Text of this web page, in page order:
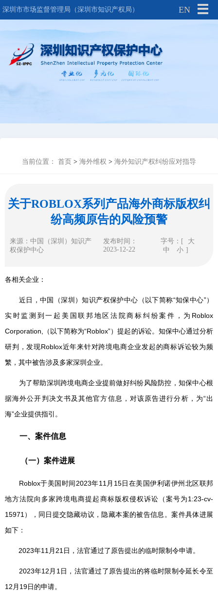
深圳市市场监督管理局（深圳市知识产权局） EN
当前位置： 首页 > 海外维权 > 海外知识产权纠纷应对指导
关于ROBLOX系列产品海外商标版权纠
纷高频原告的风险预警
来源：中国（深圳）知识产
权保护中心
发布时间：
2023-12-22
字号：[
大
中
小 ]
各相关企业：
近日，中国（深圳）知识产权保护中心（以下简称“知保中心”）
实时监测到一起美国联邦地区法院商标纠纷案件，为Roblox
Corporation,（以下简称为“Roblox”）提起的诉讼。知保中心通过分析
研判，发现Roblox近年来针对跨境电商企业发起的商标诉讼较为频
繁，其中被告涉及多家深圳企业。
为了帮助深圳跨境电商企业提前做好纠纷风险防控，知保中心根
据海外公开判决文书及其他官方信息，对该原告进行分析，为“出
海”企业提供指引。
一、案件信息
（一）案件进展
Roblox于美国时间2023年11月15日在美国伊利诺伊州北区联邦
地方法院向多家跨境电商提起商标版权侵权诉讼（案号为1:23-cv-
15971），同日提交隐藏动议，隐藏本案的被告信息。案件具体进展
如下：
2023年11月21日，法官通过了原告提出的临时限制令申请。
2023年12月1日，法官通过了原告提出的将临时限制令延长令至
12月19日的申请。